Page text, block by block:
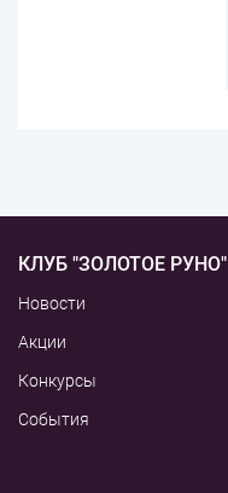
КЛУБ "ЗОЛОТОЕ РУНО"
Новости
Акции
Конкурсы
События